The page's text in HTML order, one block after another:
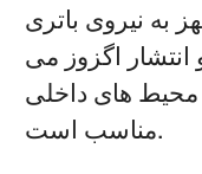
به نیروی باتری
اگزوز می
محیط های داخلی
مناسب است.